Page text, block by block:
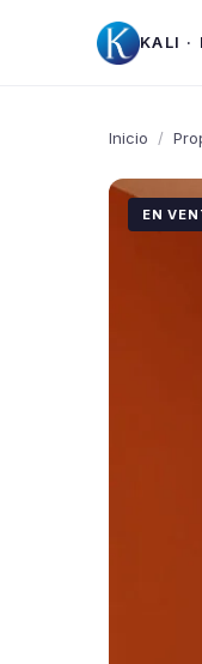
KALI ·
Inicio /
EN